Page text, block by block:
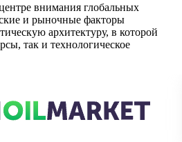
внимания глобальных
и рыночные факторы
архитектуру, в которой
так и технологическое